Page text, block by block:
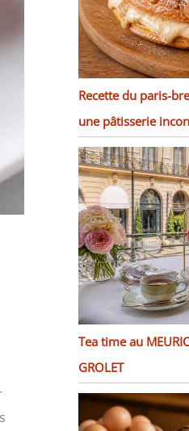
Recette du paris-
une pâtisserie
Tea time au
GROLET